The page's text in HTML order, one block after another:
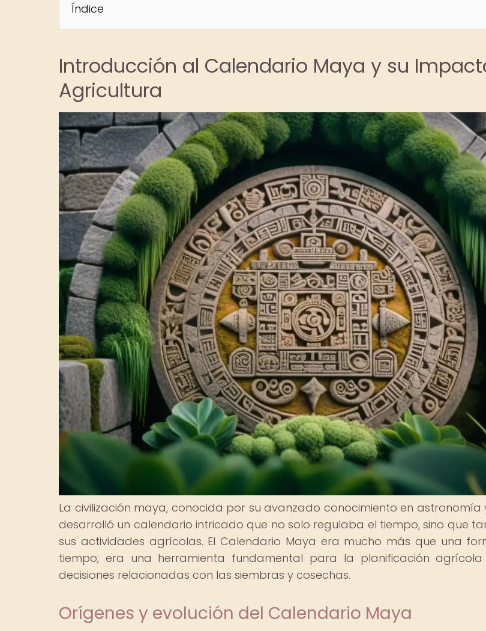
Índice
Introducción al Calendario Maya y su
Agricultura
La civilización maya, conocida por su avanzado conocimiento en
desarrolló un calendario intricado que no solo regulaba el tiempo, sino que
sus actividades agrícolas. El Calendario Maya era mucho más que una
tiempo; era una herramienta fundamental para la planificación
decisiones relacionadas con las siembras y cosechas.
Orígenes y evolución del Calendario Maya